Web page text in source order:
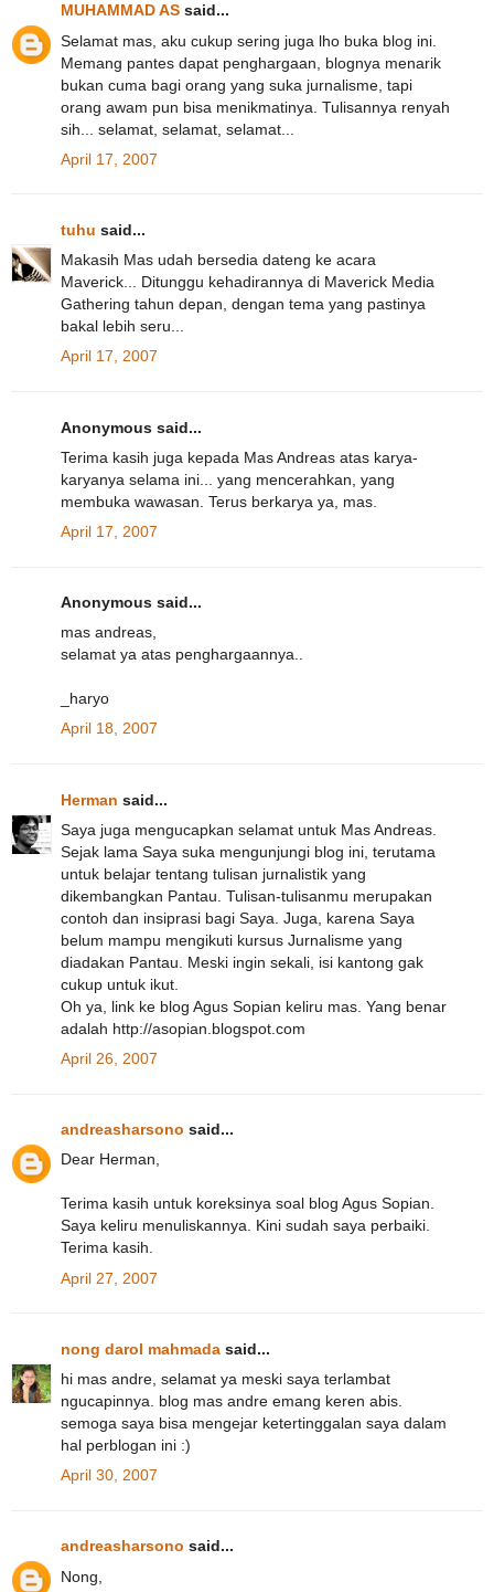
MUHAMMAD AS said...
Selamat mas, aku cukup sering juga lho buka blog ini.
Memang pantes dapat penghargaan, blognya menarik
bukan cuma bagi orang yang suka jurnalisme, tapi
orang awam pun bisa menikmatinya. Tulisannya renyah
sih... selamat, selamat, selamat...
April 17, 2007
tuhu said...
Makasih Mas udah bersedia dateng ke acara
Maverick... Ditunggu kehadirannya di Maverick Media
Gathering tahun depan, dengan tema yang pastinya
bakal lebih seru...
April 17, 2007
Anonymous said...
Terima kasih juga kepada Mas Andreas atas karya-
karyanya selama ini... yang mencerahkan, yang
membuka wawasan. Terus berkarya ya, mas.
April 17, 2007
Anonymous said...
mas andreas,
selamat ya atas penghargaannya..
_haryo
April 18, 2007
Herman said...
Saya juga mengucapkan selamat untuk Mas Andreas.
Sejak lama Saya suka mengunjungi blog ini, terutama
untuk belajar tentang tulisan jurnalistik yang
dikembangkan Pantau. Tulisan-tulisanmu merupakan
contoh dan insiprasi bagi Saya. Juga, karena Saya
belum mampu mengikuti kursus Jurnalisme yang
diadakan Pantau. Meski ingin sekali, isi kantong gak
cukup untuk ikut.
Oh ya, link ke blog Agus Sopian keliru mas. Yang benar
adalah http://asopian.blogspot.com
April 26, 2007
andreasharsono said...
Dear Herman,
Terima kasih untuk koreksinya soal blog Agus Sopian.
Saya keliru menuliskannya. Kini sudah saya perbaiki.
Terima kasih.
April 27, 2007
nong darol mahmada said...
hi mas andre, selamat ya meski saya terlambat
ngucapinnya. blog mas andre emang keren abis.
semoga saya bisa mengejar ketertinggalan saya dalam
hal perblogan ini :)
April 30, 2007
andreasharsono said...
Nong,